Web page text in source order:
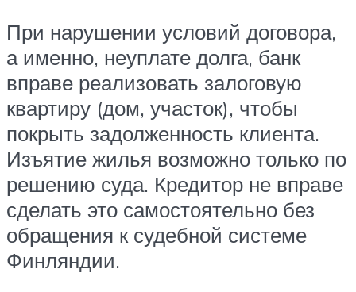
При нарушении условий договора,
а именно, неуплате долга, банк
вправе реализовать залоговую
квартиру (дом, участок), чтобы
покрыть задолженность клиента.
Изъятие жилья возможно только по
решению суда. Кредитор не вправе
сделать это самостоятельно без
обращения к судебной системе
Финляндии.